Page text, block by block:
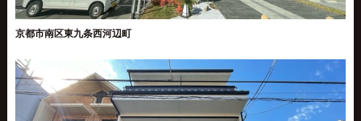
京都市南区東九条西河辺町